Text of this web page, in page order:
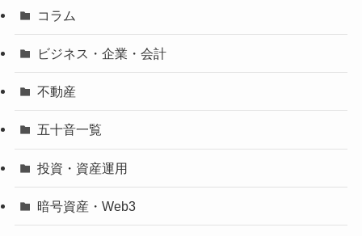
コラム
ビジネス・企業・会計
不動産
五十音一覧
投資・資産運用
暗号資産・Web3